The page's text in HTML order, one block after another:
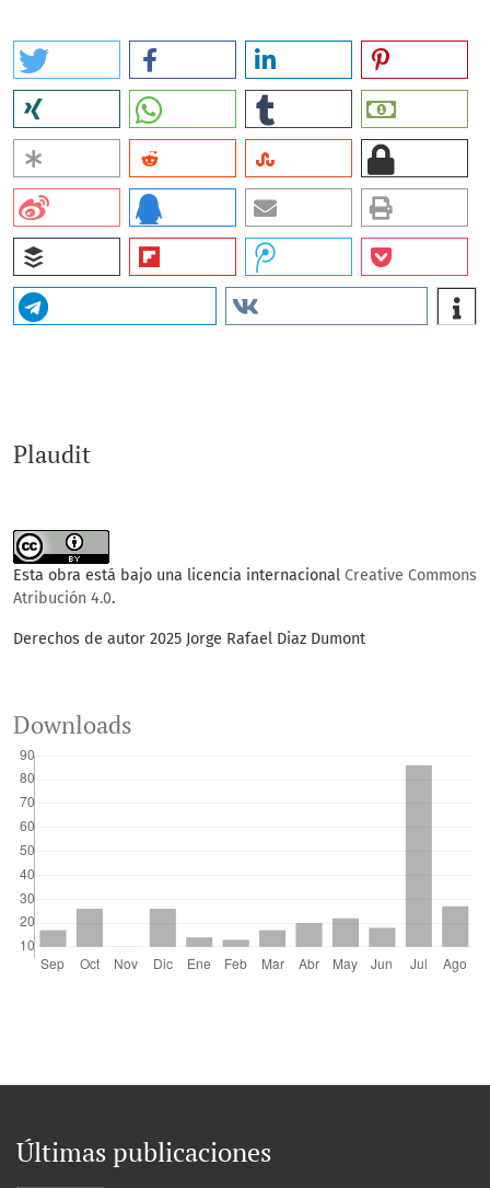
Plaudit
Esta obra está bajo una licencia internacional Creative Commons
Atribución 4.0.
Derechos de autor 2025 Jorge Rafael Diaz Dumont
Downloads
Últimas publicaciones